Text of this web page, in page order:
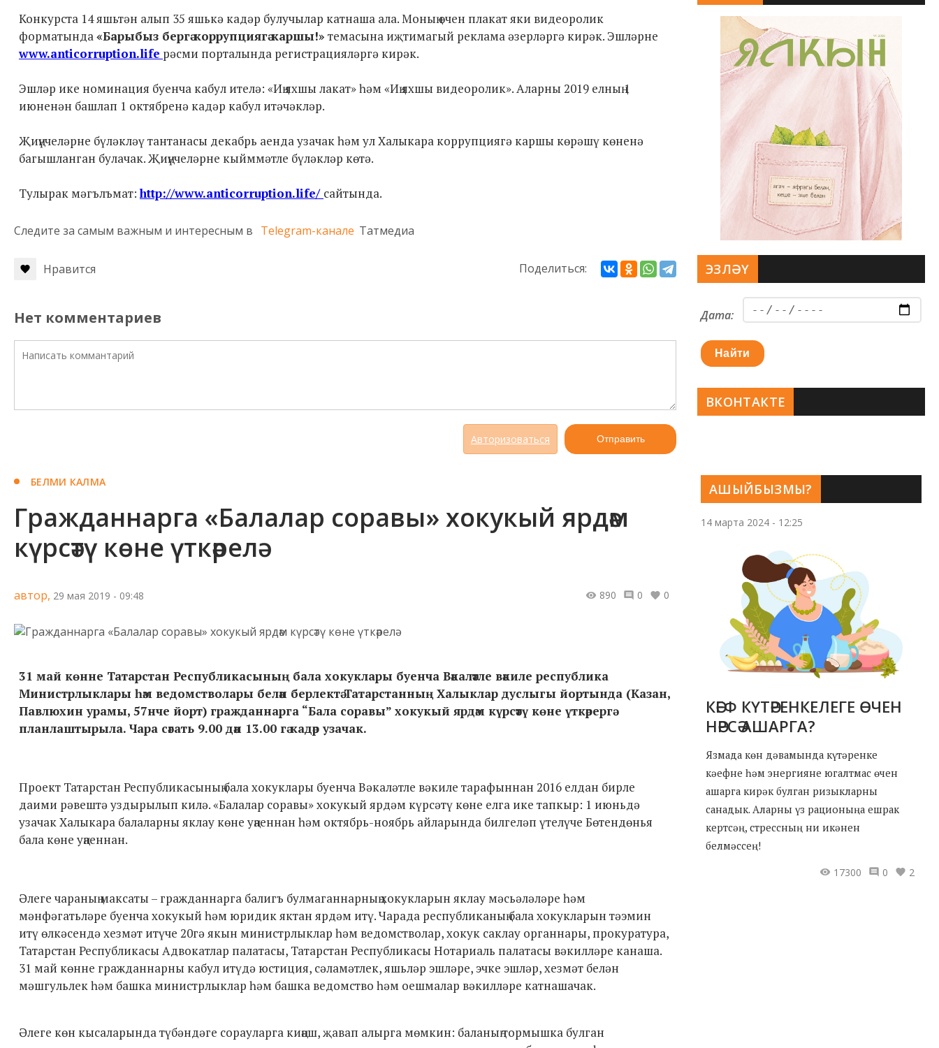
Конкурста 14 яшьтән алып 35 яшькә кадәр булучылар катнаша ала. Моның өчен плакат яки видеоролик
форматында«Барыбыз бергә коррупциягә каршы!» темасына иҗтимагый реклама әзерләргә кирәк. Эшләрне
www.anticorruption.life рәсми порталында регистрацияләргә кирәк.
Эшләр ике номинация буенча кабул ителә: «Иң яхшы лакат» һәм «Иң яхшы видеоролик». Аларны 2019 елның 1
июненән башлап 1 октябренә кадәр кабул итәчәкләр.
Җиңүчеләрне бүләкләү тантанасы декабрь аенда узачак һәм ул Халыкара коррупциягә каршы көрәшү көненә
багышланган булачак. Җиңүчеләрне кыйммәтле бүләкләр көтә.
Тулырак мәгълъмат:http://www.anticorruption.life/ сайтында.
Следите за самым важным и интересным в Telegram-канале Татмедиа
Нравится Поделиться:
Нет комментариев
Авторизоваться Отправить
БЕЛМИ КАЛМА
Гражданнарга «Балалар соравы» хокукый ярдәм
күрсәтү көне үткәрелә
автор, 29 мая 2019 - 09:48 890 0 0
31 май көнне Татарстан Республикасының бала хокуклары буенча Вәкаләтле вәкиле республика
Министрлыклары һәм ведомстволары белән берлектә Татарстанның Халыклар дуслыгы йортында (Казан,
Павлюхин урамы, 57нче йорт) гражданнарга “Бала соравы” хокукый ярдәм күрсәтү көне үткәрергә
планлаштырыла. Чара сәгать 9.00 дән 13.00 гә кадәр узачак.
Проект Татарстан Республикасының бала хокуклары буенча Вәкаләтле вәкиле тарафыннан 2016 елдан бирле
даими рәвештә уздырылып килә. «Балалар соравы» хокукый ярдәм күрсәтү көне елга ике тапкыр: 1 июньдә
узачак Халыкара балаларны яклау көне уңаеннан һәм октябрь-ноябрь айларында билгеләп үтелүче Бөтендөнья
бала көне уңаеннан.
Әлеге чараның максаты – гражданнарга балигъ булмаганнарның хокукларын яклау мәсьәләләре һәм
мәнфәгатьләре буенча хокукый һәм юридик яктан ярдәм итү. Чарада республиканың бала хокукларын тәэмин
итү өлкәсендә хезмәт итүче 20гә якын министрлыклар һәм ведомстволар, хокук саклау органнары, прокуратура,
Татарстан Республикасы Адвокатлар палатасы, Татарстан Республикасы Нотариаль палатасы вәкилләре канаша.
31 май көнне гражданнарны кабул итүдә юстиция, сәламәтлек, яшьләр эшләре, эчке эшләр, хезмәт белән
мәшгульлек һәм башка министрлыклар һәм башка ведомство һәм оешмалар вәкилләре катнашачак.
Әлеге көн кысаларында түбәндәге сорауларга киңәш, җавап алырга мөмкин: баланың тормышка булган
АШЫЙБЫЗМЫ?
14 марта 2024 - 12:25
КӘЕФ КҮТӘРЕНКЕЛЕГЕ ӨЧЕН
НӘРСӘ АШАРГА?
Язмада көн дәвамында күтәренке
кәефне һәм энергияне югалтмас өчен
ашарга кирәк булган ризыкларны
санадык. Аларны үз рационыңа ешрак
кертсәң, стрессның ни икәнен
белмәссең!
17300
0 2
ЭЗЛӘҮ
Дата:
Найти
ВКОНТАКТЕ